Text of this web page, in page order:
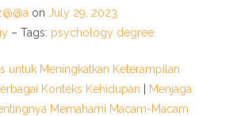
on July 29, 2023
– Tags: psychology degree
untuk Meningkatkan Keterampilan
Konteks Kehidupan
Menjaga
Memahami Macam-Macam